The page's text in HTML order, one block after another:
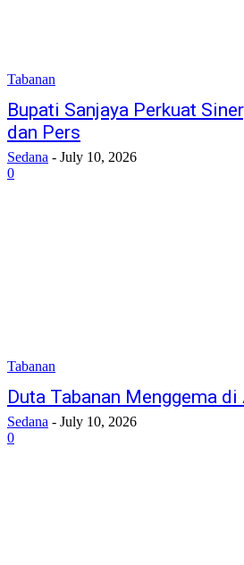
Tabanan
Bupati Sanjaya Perkuat
dan Pers
Sedana - July 10, 2026
0
Tabanan
Duta Tabanan Menggema di
Sedana - July 10, 2026
0